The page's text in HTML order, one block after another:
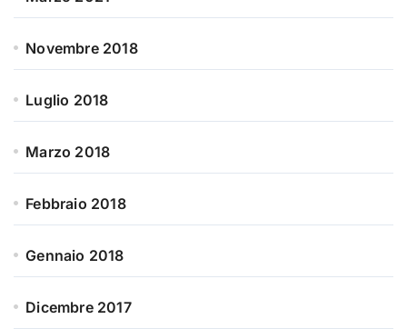
Novembre 2018
Luglio 2018
Marzo 2018
Febbraio 2018
Gennaio 2018
Dicembre 2017